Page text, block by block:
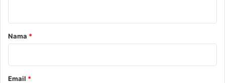
rNama *
Email *